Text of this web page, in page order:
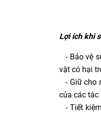
Lợi ích khi
- Bảo vệ
vật có hại
- Giữ cho
của các tác
- Tiết